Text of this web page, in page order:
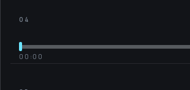
04
00:00